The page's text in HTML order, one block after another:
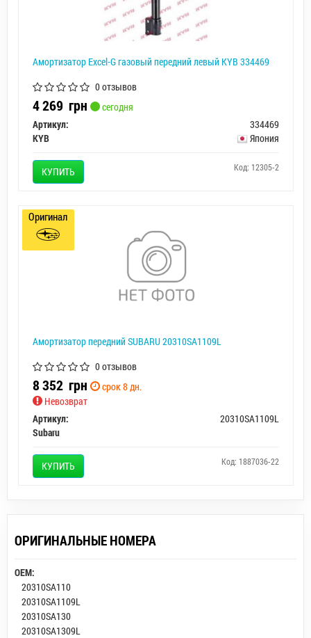
Амортизатор Excel-G газовый передний левый KYB 334469
0 отзывов
4 269 грн
сегодня
Артикул:
334469
KYB
Япония
КУПИТЬ Код: 12305-2
Амортизатор передний SUBARU 20310SA1109L
0 отзывов
8 352 грн
срок 8 дн.
Невозврат
Артикул:
20310SA1109L
Subaru
КУПИТЬ Код: 1887036-22
Оригинал
ОРИГИНАЛЬНЫЕ НОМЕРА
OEM:
20310SA110
20310SA1109L
20310SA130
20310SA1309L